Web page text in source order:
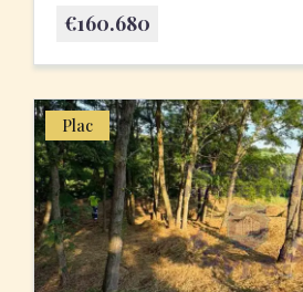
€160.680
Plac